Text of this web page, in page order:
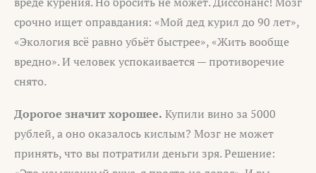
срочно ищет оправдания: «Мой дед курил до 90 лет»,
«Экология всё равно убьёт быстрее», «Жить вообще
вредно». И человек успокаивается — противоречие
снято.
Дорогое значит хорошее. Купили вино за 5000
рублей, а оно оказалось кислым? Мозг не может
принять, что вы потратили деньги зря. Решение: